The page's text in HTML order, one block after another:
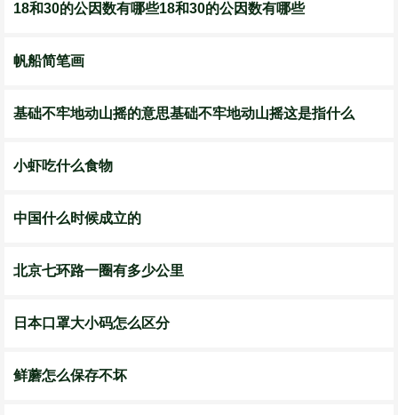
18和30的公因数有哪些18和30的公因数有哪些
帆船简笔画
基础不牢地动山摇的意思基础不牢地动山摇这是指什么
小虾吃什么食物
中国什么时候成立的
北京七环路一圈有多少公里
日本口罩大小码怎么区分
鲜蘑怎么保存不坏